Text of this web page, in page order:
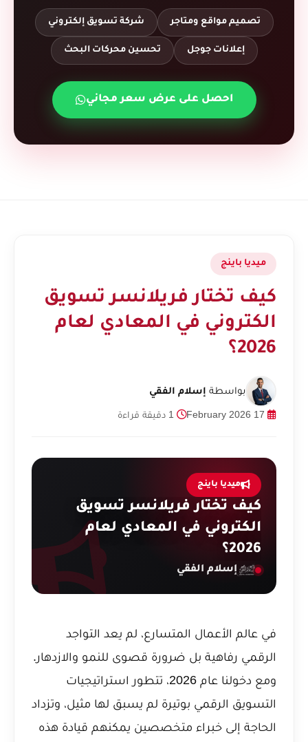
تصميم مواقع ومتاجر شركة تسويق إلكتروني
إعلانات جوجل تحسين محركات البحث
احصل على عرض سعر مجاني
ميديا باينج
كيف تختار فريلانسر تسويق
الكتروني في المعادي لعام
2026؟
بواسطة إسلام الفقي
ميديا باينج
كيف تختار فريلانسر تسويق
الكتروني في المعادي لعام
2026؟
إسلام الفقي
في عالم الأعمال المتسارع، لم يعد التواجد
الرقمي رفاهية بل ضرورة قصوى للنمو والازدهار.
ومع دخولنا عام 2026، تتطور استراتيجيات
التسويق الرقمي بوتيرة لم يسبق لها مثيل، وتزداد
الحاجة إلى خبراء متخصصين يمكنهم قيادة هذه